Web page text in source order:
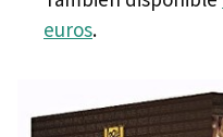
euros.